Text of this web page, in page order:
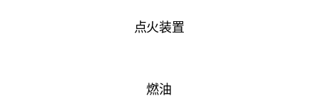
点火装置
燃油